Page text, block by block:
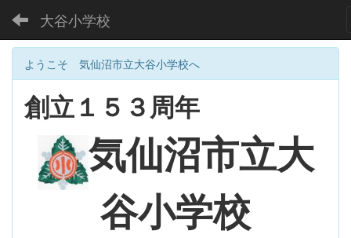
大谷小学校
ようこそ 気仙沼市立大谷小学校へ
創立１５３周年
気仙沼市立大
谷小学校